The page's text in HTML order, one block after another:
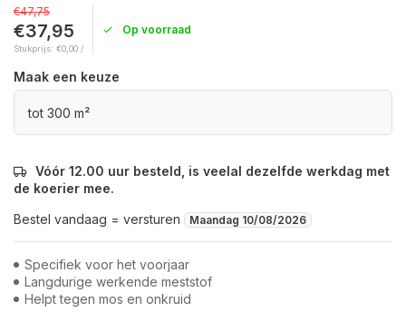
€47,75
€37,95
Stukprijs: €0,00 /
Op voorraad
Maak een keuze
tot 300 m²
Vóór 12.00 uur besteld, is veelal dezelfde werkdag met
de koerier mee.
Bestel vandaag = versturen
Maandag 10/08/2026
Specifiek voor het voorjaar
Langdurige werkende meststof
Helpt tegen mos en onkruid